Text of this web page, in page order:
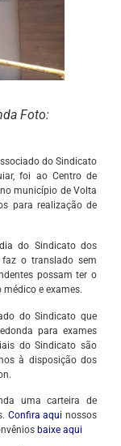
Foto:
do Sindicato
foi ao Centro de
município de Volta
para realização de
do Sindicato dos
faz o translado sem
possam ter o
e exames.
do Sindicato que
para exames
do Sindicato são
à disposição dos
uma carteira de
Confira aqui nossos
baixe aqui